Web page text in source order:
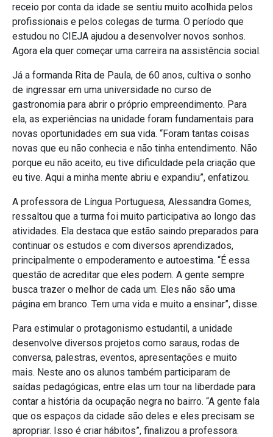
receio por conta da idade se sentiu muito acolhida pelos
profissionais e pelos colegas de turma. O período que
estudou no CIEJA ajudou a desenvolver novos sonhos.
Agora ela quer começar uma carreira na assistência social.
Já a formanda Rita de Paula, de 60 anos, cultiva o sonho
de ingressar em uma universidade no curso de
gastronomia para abrir o próprio empreendimento. Para
ela, as experiências na unidade foram fundamentais para
novas oportunidades em sua vida. “Foram tantas coisas
novas que eu não conhecia e não tinha entendimento. Não
porque eu não aceito, eu tive dificuldade pela criação que
eu tive. Aqui a minha mente abriu e expandiu”, enfatizou.
A professora de Língua Portuguesa, Alessandra Gomes,
ressaltou que a turma foi muito participativa ao longo das
atividades. Ela destaca que estão saindo preparados para
continuar os estudos e com diversos aprendizados,
principalmente o empoderamento e autoestima. “É essa
questão de acreditar que eles podem. A gente sempre
busca trazer o melhor de cada um. Eles não são uma
página em branco. Tem uma vida e muito a ensinar”, disse.
Para estimular o protagonismo estudantil, a unidade
desenvolve diversos projetos como saraus, rodas de
conversa, palestras, eventos, apresentações e muito
mais. Neste ano os alunos também participaram de
saídas pedagógicas, entre elas um tour na liberdade para
contar a história da ocupação negra no bairro. “A gente fala
que os espaços da cidade são deles e eles precisam se
apropriar. Isso é criar hábitos”, finalizou a professora.